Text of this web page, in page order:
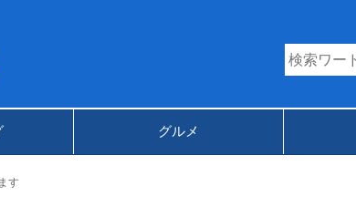
グルメ
す